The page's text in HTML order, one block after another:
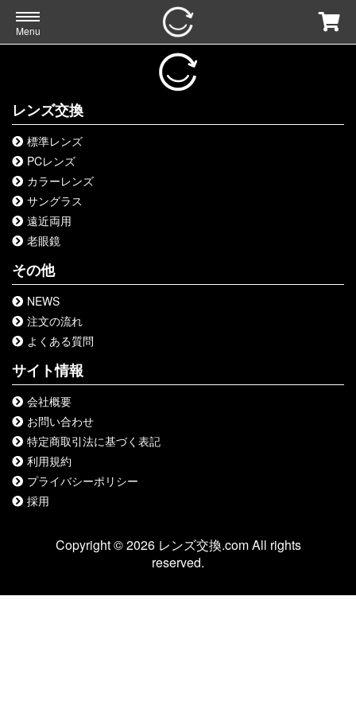
Menu
レンズ交換
標準レンズ
PCレンズ
カラーレンズ
サングラス
遠近両用
老眼鏡
その他
NEWS
注文の流れ
よくある質問
サイト情報
会社概要
お問い合わせ
特定商取引法に基づく表記
利用規約
プライバシーポリシー
採用
Copyright © 2026 レンズ交換.com All rights
reserved.